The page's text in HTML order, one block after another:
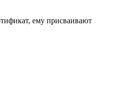
ему присваивают